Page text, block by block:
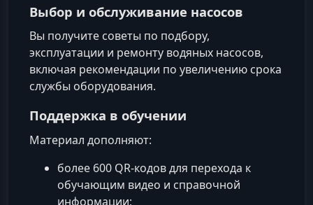
Выбор и обслуживание насосов
Вы получите советы по подбору,
эксплуатации и ремонту водяных насосов,
включая рекомендации по увеличению срока
службы оборудования.
Поддержка в обучении
Материал дополняют:
более 600 QR‑кодов для перехода к
обучающим видео и справочной
информации;